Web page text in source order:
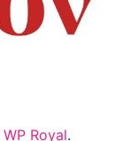
WP Royal.